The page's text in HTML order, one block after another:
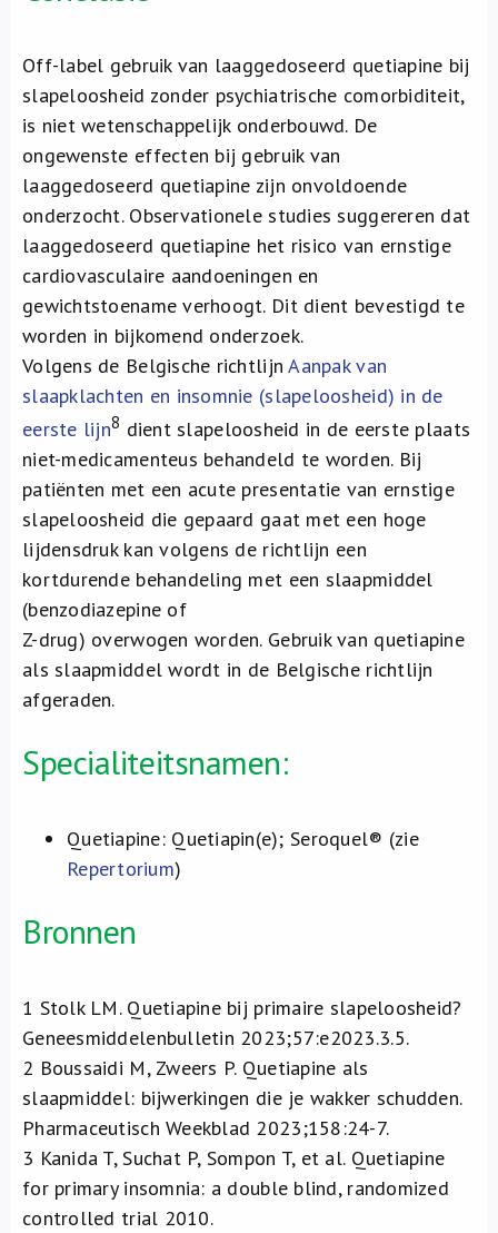
Off-label gebruik van laaggedoseerd quetiapine bij
slapeloosheid zonder psychiatrische comorbiditeit,
is niet wetenschappelijk onderbouwd. De
ongewenste effecten bij gebruik van
laaggedoseerd quetiapine zijn onvoldoende
onderzocht. Observationele studies suggereren dat
laaggedoseerd quetiapine het risico van ernstige
cardiovasculaire aandoeningen en
gewichtstoename verhoogt. Dit dient bevestigd te
worden in bijkomend onderzoek.
Volgens de Belgische richtlijnAanpak van
slaapklachten en insomnie (slapeloosheid) in de
eerste lijn8 dient slapeloosheid in de eerste plaats
niet-medicamenteus behandeld te worden. Bij
patiënten met een acute presentatie van ernstige
slapeloosheid die gepaard gaat met een hoge
lijdensdruk kan volgens de richtlijn een
kortdurende behandeling met een slaapmiddel
(benzodiazepine of
Z-drug) overwogen worden. Gebruik van quetiapine
als slaapmiddel wordt in de Belgische richtlijn
afgeraden.
Specialiteitsnamen:
Quetiapine: Quetiapin(e); Seroquel® (zie
Repertorium)
Bronnen
1 Stolk LM. Quetiapine bij primaire slapeloosheid?
Geneesmiddelenbulletin 2023;57:e2023.3.5.
2 Boussaidi M, Zweers P. Quetiapine als
slaapmiddel: bijwerkingen die je wakker schudden.
Pharmaceutisch Weekblad 2023;158:24-7.
3 Kanida T, Suchat P, Sompon T, et al. Quetiapine
for primary insomnia: a double blind, randomized
controlled trial 2010.